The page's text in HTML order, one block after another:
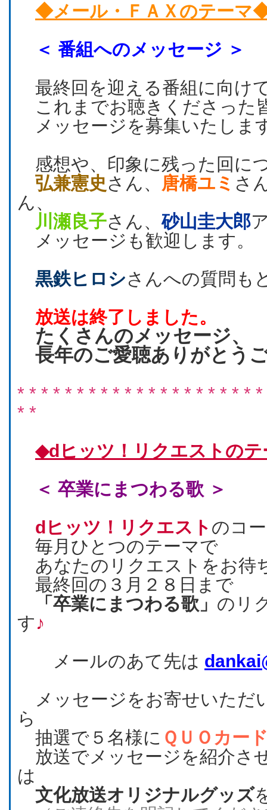
◆メール・ＦＡＸのテーマ
＜ 番組へのメッセージ ＞
最終回を迎える番組に向け
これまでお聴きくださった
メッセージを募集いたしま
感想や、印象に残った回に
弘兼憲史 さん、 唐橋ユミ さ
ん、
川瀬良子さん、砂山圭大郎
メッセージも歓迎します。
黒鉄ヒロシさんへの質問も
放送は終了しました。
たくさんのメッセージ、
長年のご愛聴ありがとう
* * * * * * * * * * * * * * * * * * * *
* *
◆dヒッツ！リクエストの
＜ 卒業にまつわる歌 ＞
dヒッツ！リクエスト のコ
毎月ひとつのテーマで
あなたのリクエストをお待
最終回の３月２８日まで
「卒業にまつわる歌」 のリ
す♪
メールのあて先は
メッセージをお寄せいただ
ら
抽選で５名様に ＱＵＯカー
放送でメッセージを紹介さ
は
文化放送オリジナルグッズ